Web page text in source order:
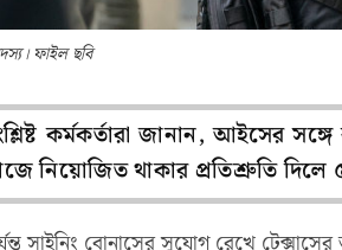
ফাইল ছবি
কর্মকর্তারা জানান, আইসের
নিয়োজিত থাকার প্রতিশ্রুতি